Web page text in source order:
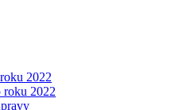
2022
roku 2022